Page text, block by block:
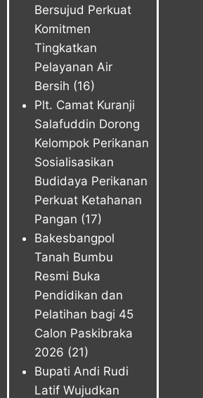
Bersujud Perkuat
Komitmen
Tingkatkan
Pelayanan Air
Bersih (16)
Plt. Camat Kuranji
Salafuddin Dorong
Kelompok Perikanan
Sosialisasikan
Budidaya Perikanan
Perkuat Ketahanan
Pangan (17)
Bakesbangpol
Tanah Bumbu
Resmi Buka
Pendidikan dan
Pelatihan bagi 45
Calon Paskibraka
2026 (21)
Bupati Andi Rudi
Latif Wujudkan